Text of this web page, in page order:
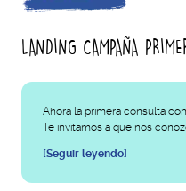
LANDING CAMPAÑA
Ahora la primera consulta
Te invitamos a que nos
[Seguir leyendo]